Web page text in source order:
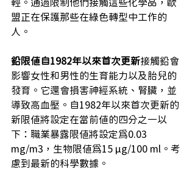
輕。通過限制他們接觸這些化學品，歐
盟正在保護那些在綠色轉型中工作的
人。
鉛限值自1982年以來首次更新接觸鉛會
影響女性和男性的生育能力以及胎兒的
發育。它還會損害神經系統、腎臟，並
導致高血壓。自1982年以來首次更新的
新限值將設定在當前值的四分之一以
下：職業暴露限值將設定為0.03
mg/m3，生物限值為15 μg/100 ml。考
慮到最新的科學數據。